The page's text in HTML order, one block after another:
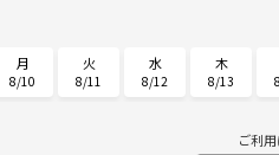
月
8/10
火
8/11
水
8/12
木
8/13
ご利